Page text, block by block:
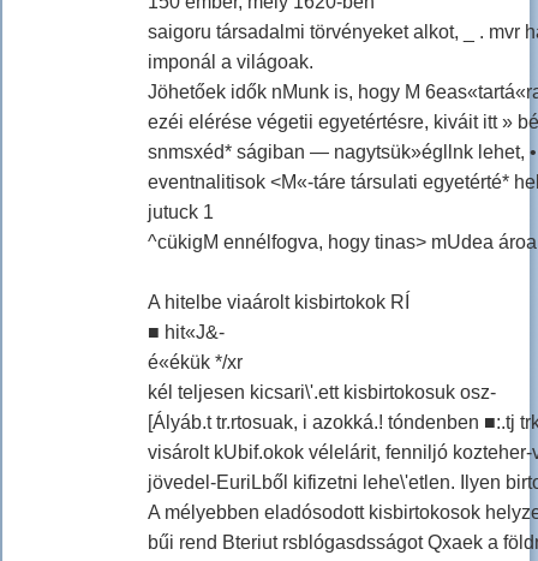
saigoru társadalmi törvényeket alkot, _ . mvr
imponál a világoak.
Jöhetőek idők nMunk is, hogy M
ezéi elérése végetii egyetértésre, kiváit itt »
snmsxéd* ságiban — nagytsük»égllnk lehet,
eventnalitisok <M«-táre társulati egyetérté*
jutuck 1
^cükigM ennélfogva, hogy tinas> mUdea
A hitelbe viaárolt kisbirtokok RÍ
■ hit«J&-
é«ékük */xr
kél teljesen kicsari\'.ett kisbirtokosuk osz-
[Ályáb.t tr.rtosuak, i azokká.! tóndenben ■:.tj
visárolt kUbif.okok vélelárit, fenniljó
jövedel-EuriLből kifizetni lehe\'etlen. Ilyen
A mélyebben eladósodott kisbirtokosok
bűi rend Bteriut rsblógasdsságot Qxaek a